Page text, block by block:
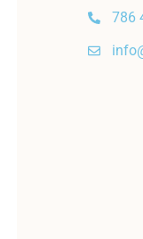
786